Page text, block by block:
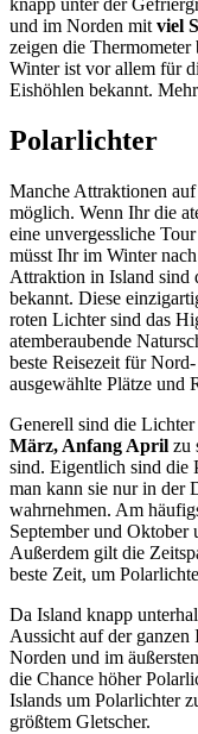
knapp unter der
und im Norden mit viel
zeigen die Thermometer
Winter ist vor allem für
Eishöhlen bekannt.
Polarlichter
Manche Attraktionen
möglich. Wenn Ihr die
eine unvergessliche
müsst Ihr im Winter nach
Attraktion in Island sind
bekannt. Diese
roten Lichter sind das
atemberaubende
beste Reisezeit für
ausgewählte Plätze und
Generell sind die
März, Anfang April zu
sind. Eigentlich sind die
man kann sie nur in der
wahrnehmen. Am
September und Oktober
Außerdem gilt die
beste Zeit, um
Da Island knapp
Aussicht auf der
Norden und im
die Chance höher
Islands um Polarlichter
größtem Gletscher.